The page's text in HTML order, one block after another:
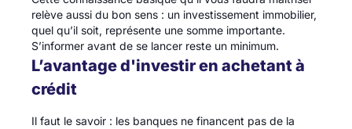
relève aussi du bon sens : un investissement immobilier,
quel qu’il soit, représente une somme importante.
S’informer avant de se lancer reste un minimum.
L’avantage d'investir en achetant à
crédit
Il faut le savoir : les banques ne financent pas de la